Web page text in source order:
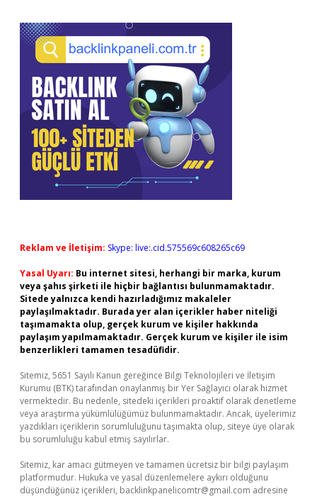
Reklam ve İletişim: Skype: live:.cid.575569c608265c69
Yasal Uyarı: Bu internet sitesi, herhangi bir marka, kurum
veya şahıs şirketi ile hiçbir bağlantısı bulunmamaktadır.
Sitede yalnızca kendi hazırladığımız makaleler
paylaşılmaktadır. Burada yer alan içerikler haber niteliği
taşımamakta olup, gerçek kurum ve kişiler hakkında
paylaşım yapılmamaktadır. Gerçek kurum ve kişiler ile isim
benzerlikleri tamamen tesadüfidir.
Sitemiz, 5651 Sayılı Kanun gereğince Bilgi Teknolojileri ve İletişim
Kurumu (BTK) tarafından onaylanmış bir Yer Sağlayıcı olarak hizmet
vermektedir. Bu nedenle, sitedeki içerikleri proaktif olarak denetleme
veya araştırma yükümlülüğümüz bulunmamaktadır. Ancak, üyelerimiz
yazdıkları içeriklerin sorumluluğunu taşımakta olup, siteye üye olarak
bu sorumluluğu kabul etmiş sayılırlar.
Sitemiz, kar amacı gütmeyen ve tamamen ücretsiz bir bilgi paylaşım
platformudur. Hukuka ve yasal düzenlemelere aykırı olduğunu
düşündüğünüz içerikleri, backlinkpanelicomtr@gmail.com adresine